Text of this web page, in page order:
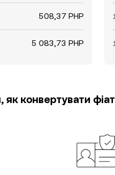
508,37 PHP
5 083,73 PHP
як конвертувати